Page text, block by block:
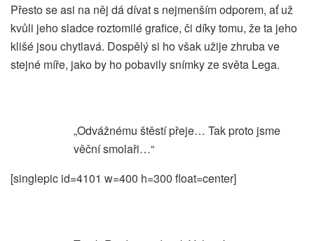
Přesto se asi na něj dá dívat s nejmenším odporem, ať už
kvůli jeho sladce roztomilé grafice, či díky tomu, že ta jeho
klišé jsou chytlavá. Dospělý si ho však užije zhruba ve
stejné míře, jako by ho pobavily snímky ze světa Lega.
„Odvážnému štěstí přeje… Tak proto jsme
věční smolaři…“
[singlepic id=4101 w=400 h=300 float=center]